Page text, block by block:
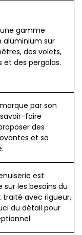
gamme
aluminium sur
des volets,
et des pergolas.
par son
faire
des
et sa
est
les besoins du
avec rigueur,
du détail pour